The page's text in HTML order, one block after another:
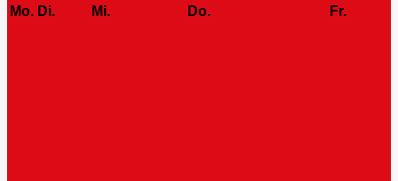
Mo. Di. Mi. Do. Fr.